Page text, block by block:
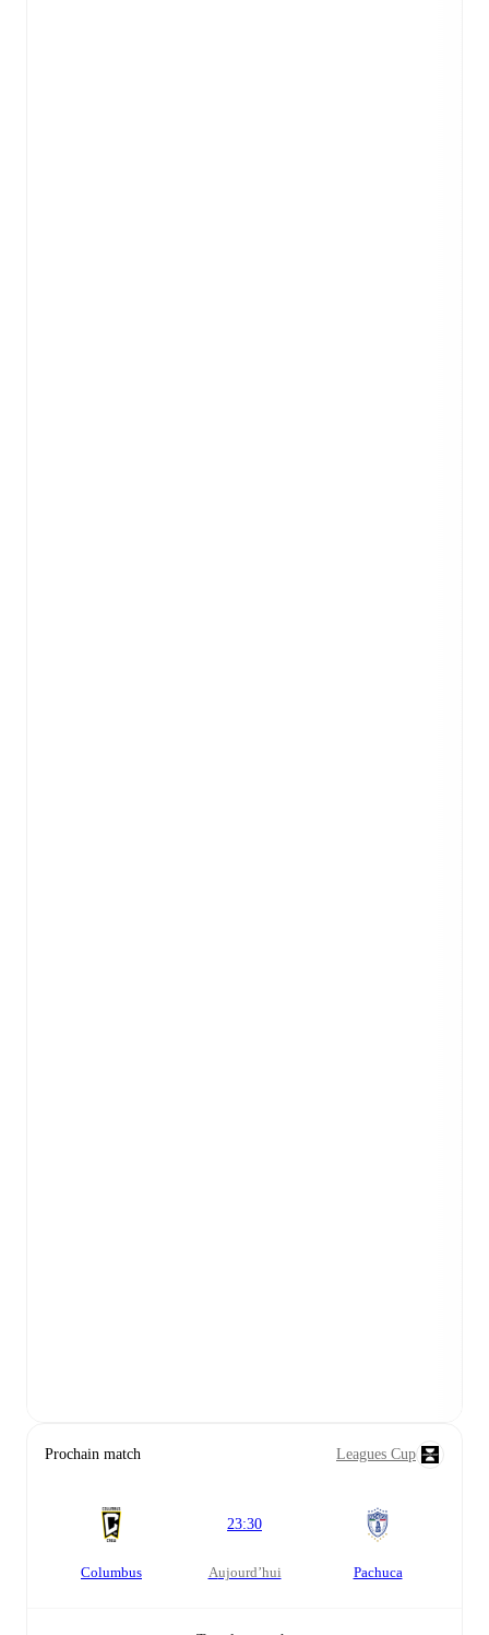
Prochain match Leagues Cup
Columbus
23:30
aujourd’hui Pachuca